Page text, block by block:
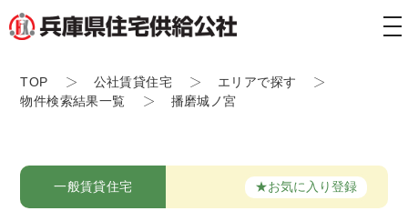
TOP 公社賃貸住宅
エリアで探す
物件検索結果一覧
播磨城ノ宮
一般賃貸住宅 ★お気に入り登録